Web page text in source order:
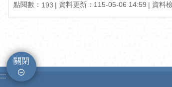
點閱數： 193 資料更新： 115-05-06 14:59 資料
關閉
:::